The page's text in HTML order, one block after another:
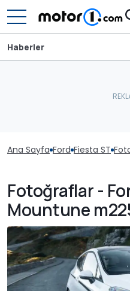
Haberler
Ana Sayfa Ford Fiesta ST
Fotoğraflar -
Mountune